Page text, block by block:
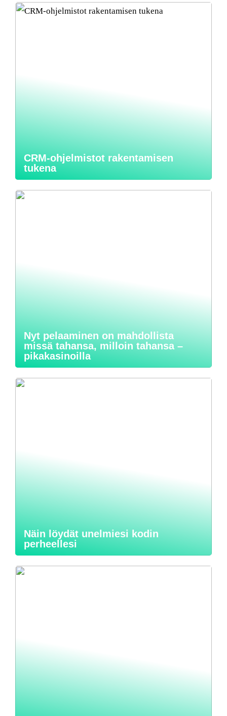
CRM-ohjelmistot rakentamisen
tukena
Nyt pelaaminen on mahdollista
missä tahansa, milloin tahansa –
pikakasinoilla
Näin löydät unelmiesi kodin
perheellesi